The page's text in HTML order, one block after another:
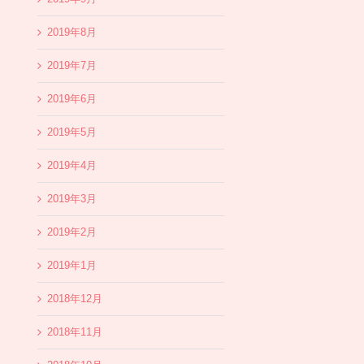
2019年8月
2019年7月
2019年6月
2019年5月
2019年4月
2019年3月
2019年2月
2019年1月
2018年12月
2018年11月